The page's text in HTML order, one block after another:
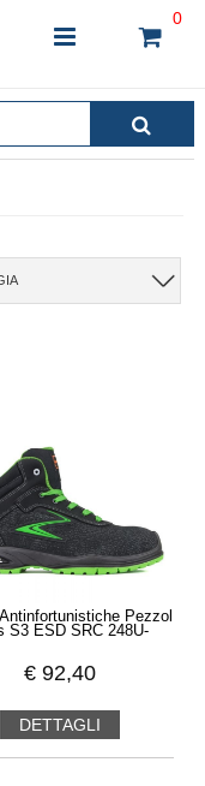
0
CHE STAI
Pezzol
S3 ESD SRC 248U-
€ 92,40
DETTAGLI